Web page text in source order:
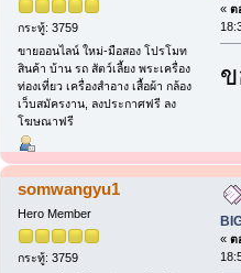
กระทู้: 3759
ขายออนไลน์ ใหม่-มือสอง โปรโมท
สินค้า บ้าน รถ สัตว์เลี้ยง พระเครื่อง
ท่องเที่ยว เครื่องสำอาง เสื้อผ้า กล้อง
เว็บสมัครงาน, ลงประกาศฟรี ลง
โฆษณาฟรี
« ต
somwangyu1
Hero Member
กระทู้: 3759
« ต